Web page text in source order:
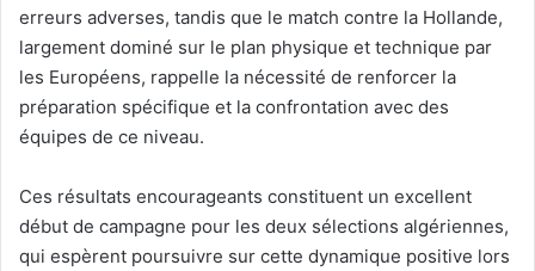
erreurs adverses, tandis que le match contre la Hollande,
largement dominé sur le plan physique et technique par
les Européens, rappelle la nécessité de renforcer la
préparation spécifique et la confrontation avec des
équipes de ce niveau.
Ces résultats encourageants constituent un excellent
début de campagne pour les deux sélections algériennes,
qui espèrent poursuivre sur cette dynamique positive lors